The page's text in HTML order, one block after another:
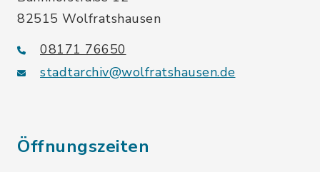
82515 Wolfratshausen
08171 76650
stadtarchiv@wolfratshausen.de
Öffnungszeiten